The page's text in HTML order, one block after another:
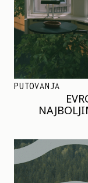
PUTOVANJA